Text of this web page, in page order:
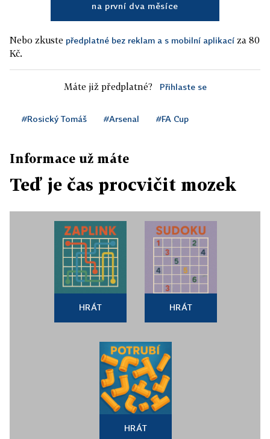
na první dva měsíce
Nebo zkuste předplatné bez reklam a s mobilní aplikací za 80
Kč.
Máte již předplatné? Přihlaste se
#Rosický Tomáš #Arsenal #FA Cup
Informace už máte
Teď je čas procvičit mozek
HRÁT HRÁT
HRÁT